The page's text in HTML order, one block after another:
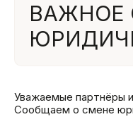
ВАЖНОЕ
Уважаемые партнёры
Сообщаем о смене